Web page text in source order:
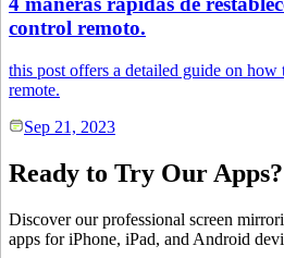
control remoto.
this post offers a detailed guide on
remote.
Sep 21, 2023
Ready to Try Our Apps?
Discover our professional screen
apps for iPhone, iPad, and Android